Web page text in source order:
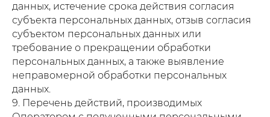
данных, истечение срока действия согласия
субъекта персональных данных, отзыв согласия
субъектом персональных данных или
требование о прекращении обработки
персональных данных, а также выявление
неправомерной обработки персональных
данных.
9. Перечень действий, производимых